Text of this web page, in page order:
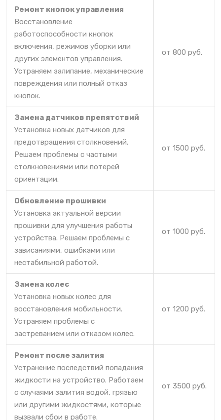
Ремонт кнопок управления
Восстановление
работоспособности кнопок
включения, режимов уборки или
других элементов управления.
Устраняем залипание, механические
повреждения или полный отказ
кнопок.
от 800 руб.
Замена датчиков препятствий
Установка новых датчиков для
предотвращения столкновений.
Решаем проблемы с частыми
столкновениями или потерей
ориентации.
от 1500 руб.
Обновление прошивки
Установка актуальной версии
прошивки для улучшения работы
устройства. Решаем проблемы с
зависаниями, ошибками или
нестабильной работой.
от 1000 руб.
Замена колес
Установка новых колес для
восстановления мобильности.
Устраняем проблемы с
застреванием или отказом колес.
от 1200 руб.
Ремонт после залития
Устранение последствий попадания
жидкости на устройство. Работаем
с случаями залития водой, грязью
или другими жидкостями, которые
вызвали сбои в работе.
от 3500 руб.